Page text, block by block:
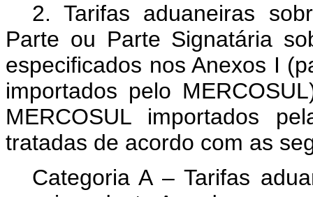
2. Tarifas aduaneiras
Parte ou Parte Signatária
especificados nos Anexos I
importados pelo
MERCOSUL importados
tratadas de acordo com as
Categoria A – Tarifas